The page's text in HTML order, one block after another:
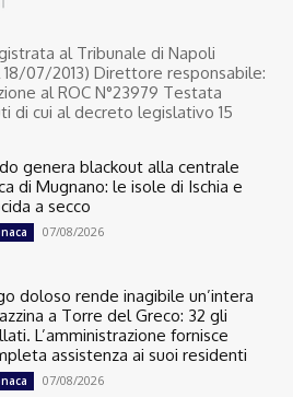
al Tribunale di Napoli
07/2013) Direttore responsabile:
al ROC N°23979 Testata
di cui al decreto legislativo 15
genera blackout alla centrale
di Mugnano: le isole di Ischia e
a secco
07/08/2026
doloso rende inagibile un’intera
a Torre del Greco: 32 gli
L’amministrazione fornisce
assistenza ai suoi residenti
07/08/2026